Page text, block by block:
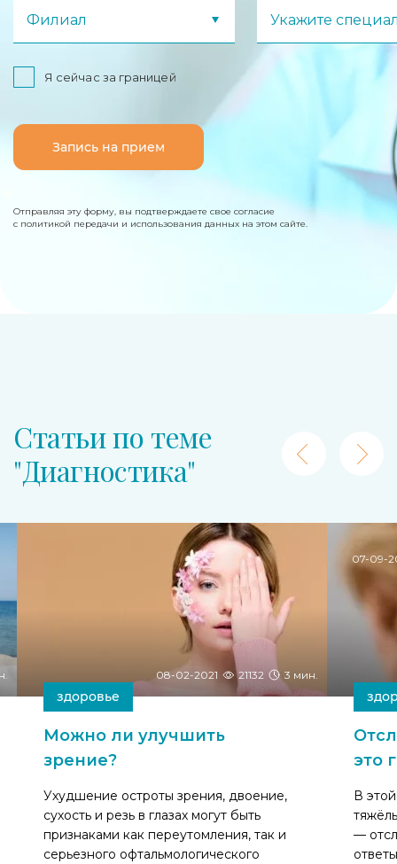
Филиал Укажите
Я сейчас за границей
Запись на прием
Отправляя эту форму, вы подтверждаете свое согласие
с политикой передачи и использования данных на этом сайте.
Статьи по теме
"Диагностика"
08-02-2021 21132 3 мин.
здоровье
Можно ли улучшить
зрение?
Ухудшение остроты зрения, двоение,
сухость и резь в глазах могут быть
признаками как переутомления, так и
серьезного офтальмологического
07-09-
это
В
—